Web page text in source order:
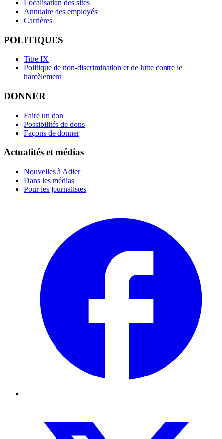
Localisation des sites
Annuaire des employés
Carrières
POLITIQUES
Titre IX
Politique de non-discrimination et de lutte contre le
harcèlement
DONNER
Faire un don
Possibilités de dons
Façons de donner
Actualités et médias
Nouvelles à Adler
Dans les médias
Pour les journalistes